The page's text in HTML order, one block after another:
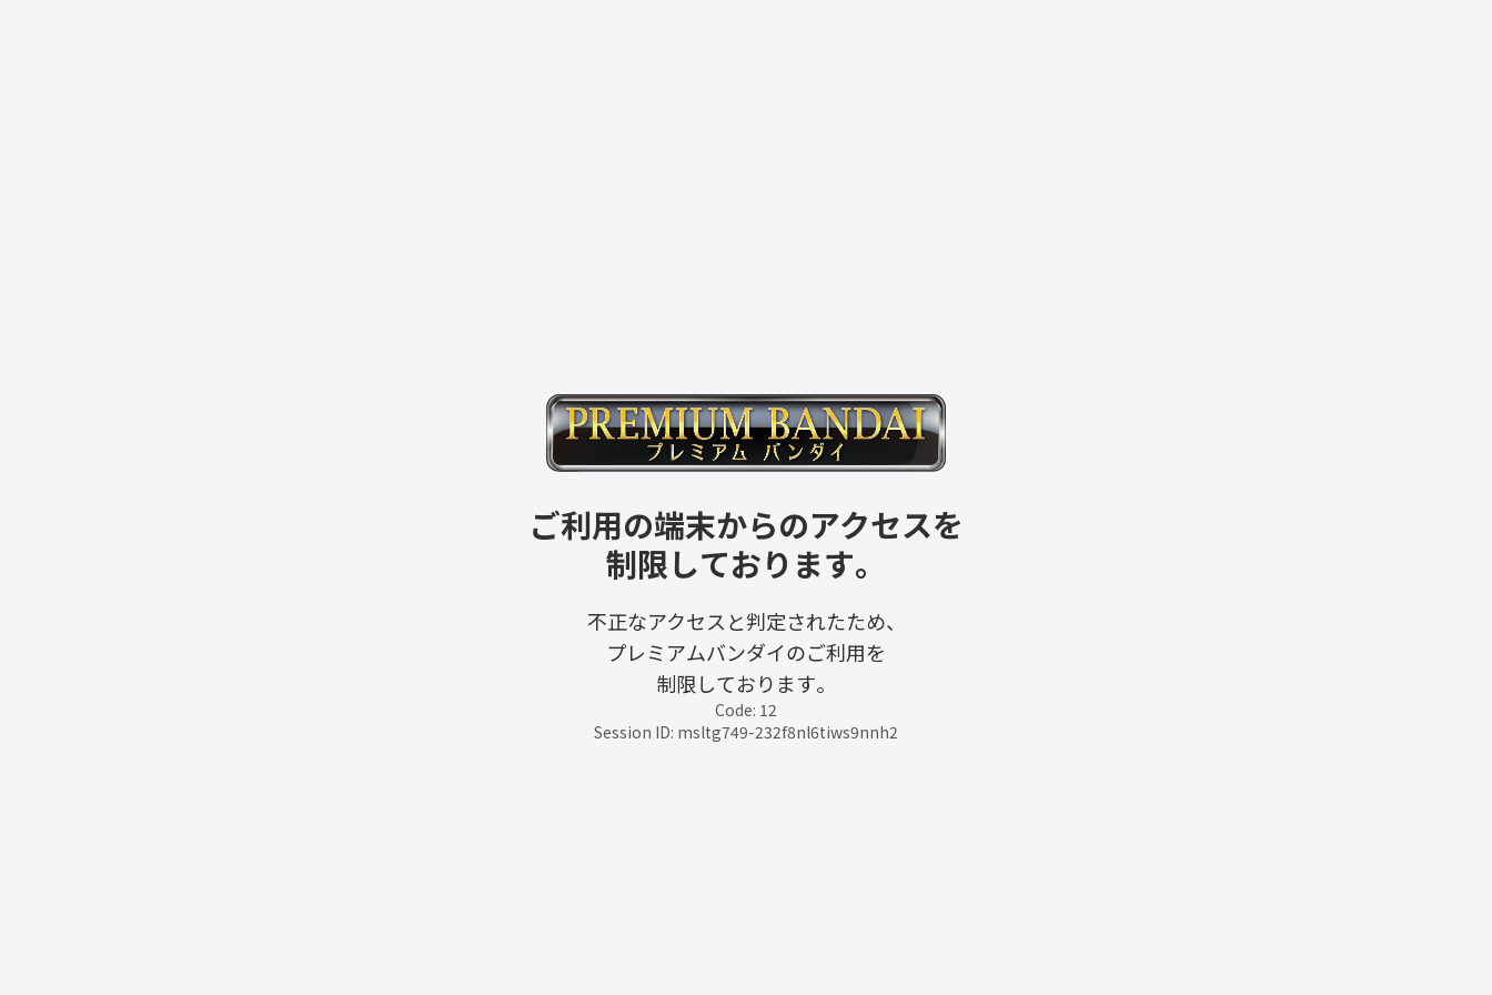
ご利用の端末からのアクセスを
制限しております。
不正なアクセスと判定されたため、
プレミアムバンダイのご利用を
制限しております。
Code: 12
Session ID: msltg749-232f8nl6tiws9nnh2